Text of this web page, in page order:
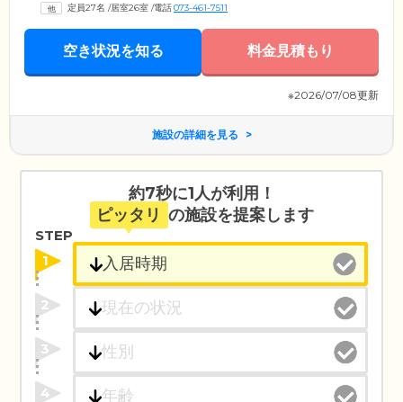
定員27名 /居室26室 /電話073-461-7511
空き状況を知る 料金見積もり
※2026/07/08更新
施設の詳細を見る
約7秒に1人が利用！
ピッタリ の施設を提案します
STEP
1
2
3
4